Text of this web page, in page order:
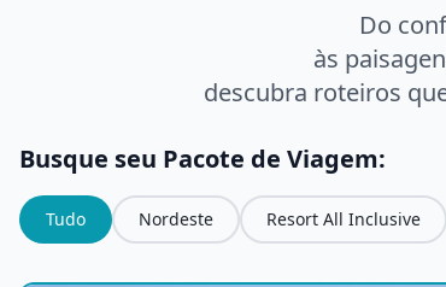
Do
às
descubra roteiros
Busque seu Pacote de Viagem:
Tudo Nordeste Resort All Inclusive